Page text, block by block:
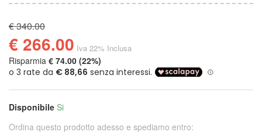
€ 340.00
€ 266.00 Iva 22% Inclusa
Risparmia € 74.00 (22%)
Disponibile Si
Ordina questo prodotto adesso e spediamo entro: